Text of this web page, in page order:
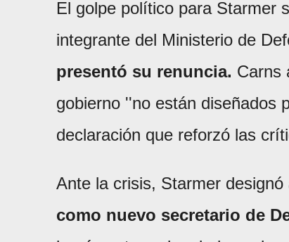
El golpe político para Starmer
integrante del Ministerio de
presentó su renuncia. Carns
gobierno ''no están diseñados
declaración que reforzó las
Ante la crisis, Starmer
como nuevo secretario de